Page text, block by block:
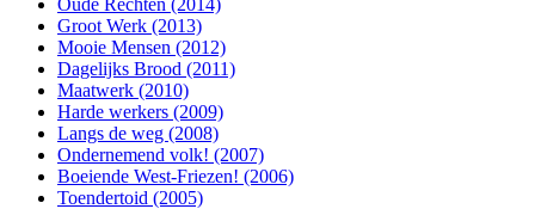
Oude Rechten (2014)
Groot Werk (2013)
Mooie Mensen (2012)
Dagelijks Brood (2011)
Maatwerk (2010)
Harde werkers (2009)
Langs de weg (2008)
Ondernemend volk! (2007)
Boeiende West-Friezen! (2006)
Toendertoid (2005)